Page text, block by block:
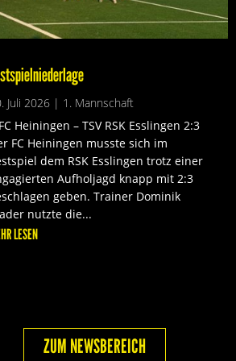
Juli 2026 | 1. Mannschaft
Heiningen – TSV RSK Esslingen 2:3
FC Heiningen musste sich im
dem RSK Esslingen trotz einer
Aufholjagd knapp mit 2:3
geben. Trainer Dominik
nutzte die...
LESEN
ZUM NEWSBEREICH